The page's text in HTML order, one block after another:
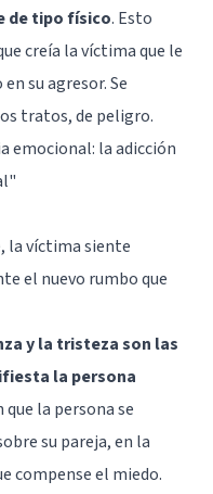
de tipo físico. Esto
creía la víctima que le
su agresor. Se
tratos, de peligro.
emocional: la adicción
la víctima siente
el nuevo rumbo que
y la tristeza son las
la persona
la persona se
su pareja, en la
compense el miedo.